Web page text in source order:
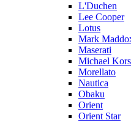
L'Duchen
Lee Cooper
Lotus
Mark
Maserati
Michael Kors
Morellato
Nautica
Obaku
Orient
Orient Star